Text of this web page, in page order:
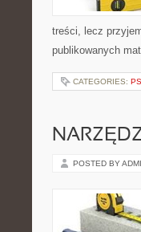
treści, lecz
publikowanych
CATEGORIES:
POSTED BY